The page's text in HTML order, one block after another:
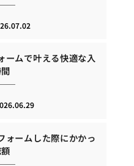
ームで叶える快適な入
ォームした際にかかっ